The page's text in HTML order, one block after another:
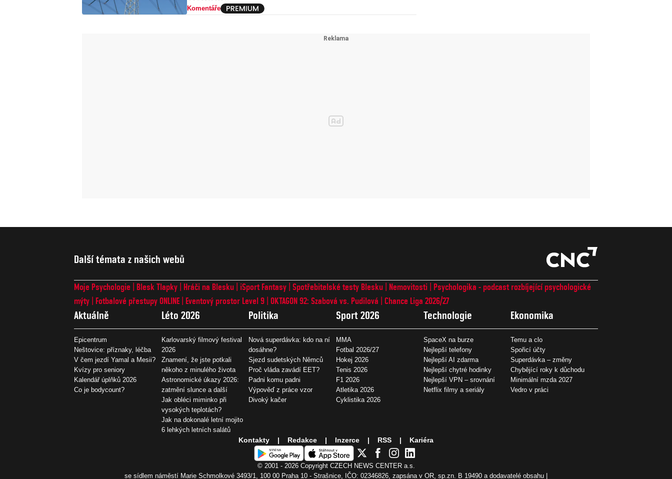
Komentáře
Další témata z našich webů
Moje Psychologie Blesk Tlapky Hráči na Blesku iSport Fantasy Spotřebitelské testy Blesku Nemovitosti
Psychologika - podcast rozbíjející psychologické
mýty
Fotbalové přestupy ONLINE Eventový prostor Level 9 OKTAGON 92: Szabová vs. Pudilová Chance Liga 2026/27
Aktuálně
Epicentrum
Neštovice: příznaky, léčba
V čem jezdí Yamal a Mesii?
Kvízy pro seniory
Kalendář úplňků 2026
Co je bodycount?
Léto 2026
Karlovarský filmový festival
2026
Znamení, že jste potkali
někoho z minulého života
Astronomické úkazy 2026:
zatmění slunce a další
Jak obléci miminko při
vysokých teplotách?
Jak na dokonalé letní mojito
6 lehkých letních salátů
Politika
Nová superdávka: kdo na ní
dosáhne?
Sjezd sudetských Němců
Proč vláda zavádí EET?
Padni komu padni
Výpověď z práce vzor
Divoký kačer
Sport 2026
MMA
Fotbal 2026/27
Hokej 2026
Tenis 2026
F1 2026
Atletika 2026
Cyklistika 2026
Technologie
SpaceX na burze
Nejlepší telefony
Nejlepší AI zdarma
Nejlepší chytré hodinky
Nejlepší VPN – srovnání
Netflix filmy a seriály
Ekonomika
Temu a clo
Spořicí účty
Superdávka – změny
Chybějící roky k důchodu
Minimální mzda 2027
Vedro v práci
Kontakty Redakce Inzerce RSS Kariéra
© 2001 - 2026 Copyright CZECH NEWS CENTER a.s.
se sídlem náměstí Marie Schmolkové 3493/1, 100 00 Praha 10 - Strašnice, IČO: 02346826, zapsána v OR, sp.zn. B 19490 a dodavatelé obsahu